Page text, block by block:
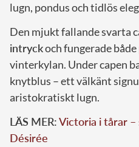
lugn, pondus och tidlös
Den mjukt fallande svarta
intryckoch fungerade
vinterkylan. Under capen
knytblus – ett välkänt
aristokratiskt lugn.
LÄS MER:Victoria i tårar –
Désirée